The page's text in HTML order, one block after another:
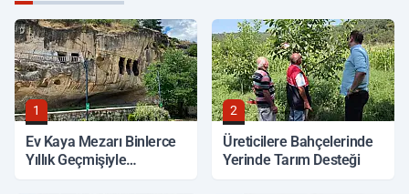
1
Ev Kaya Mezarı Binlerce
Yıllık Geçmişiyle
2
Üreticilere Bahçelerinde
Yerinde Tarım Desteği